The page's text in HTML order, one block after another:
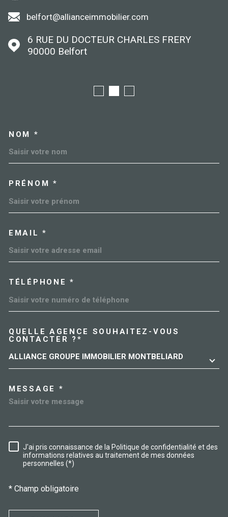
belfort@allianceimmobilier.com
6 RUE DU DOCTEUR CHARLES FRERY
90000
Belfort
NOM *
PRÉNOM *
EMAIL *
TÉLÉPHONE *
QUELLE AGENCE SOUHAITEZ-VOUS
CONTACTER ?*
ALLIANCE GROUPE IMMOBILIER MONTBELIARD
MESSAGE *
RÈGLEMENTATION
J'ai pris connaissance de la Politique de confidentialité et des
informations relatives au traitement de mes données
personnelles (*)
* Champ obligatoire